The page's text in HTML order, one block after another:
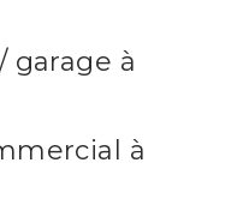
garage à
à